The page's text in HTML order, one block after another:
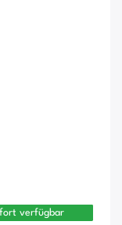
verfügbar